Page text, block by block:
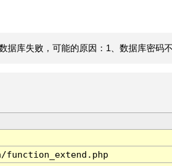
据库失败，可能的原因：1、数据库密码